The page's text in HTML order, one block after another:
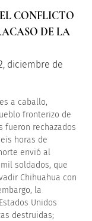
CONFLICTO
DE LA
diciembre de
a caballo,
fronterizo de
fueron rechazados
horas de
envió al
soldados, que
Chihuahua con
la
Unidos
destruidas;